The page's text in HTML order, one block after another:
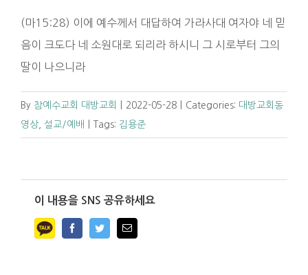
(마15:28) 이에 예수께서 대답하여 가라사대 여자야 네 믿
음이 크도다 네 소원대로 되리라 하시니 그 시로부터 그의
딸이 나으니라
By 참예수교회 대방교회 2022-05-28 Categories: 대방교회동
영상
설교/예배 Tags: 김용준
이 내용을 SNS 공유하세요
FacebookTwitterEmail